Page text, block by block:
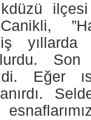
Son
Eğer